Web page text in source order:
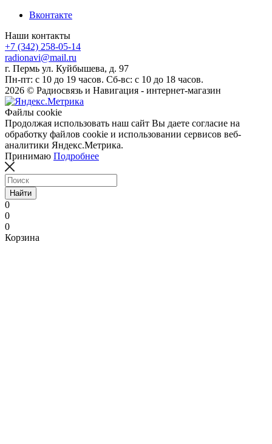
Вконтакте
Наши контакты
+7 (342) 258-05-14
radionavi@mail.ru
г. Пермь ул. Куйбышева, д. 97
Пн-пт: с 10 до 19 часов. Сб-вс: с 10 до 18 часов.
2026 © Радиосвязь и Навигация - интернет-магазин
Файлы cookie
Продолжая использовать наш сайт Вы даете согласие на
обработку файлов cookie и использовании сервисов веб-
аналитики Яндекс.Метрика.
Принимаю Подробнее
Найти
0
0
0
Корзина